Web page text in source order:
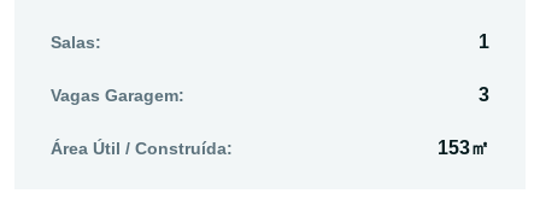
Salas: 1
Vagas Garagem: 3
Área Útil / Construída: 153㎡